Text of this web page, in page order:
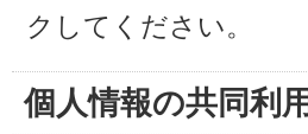
クしてください。
個人情報の共同利